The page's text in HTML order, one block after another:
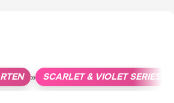
» SCARLET & VIOLET SERIES